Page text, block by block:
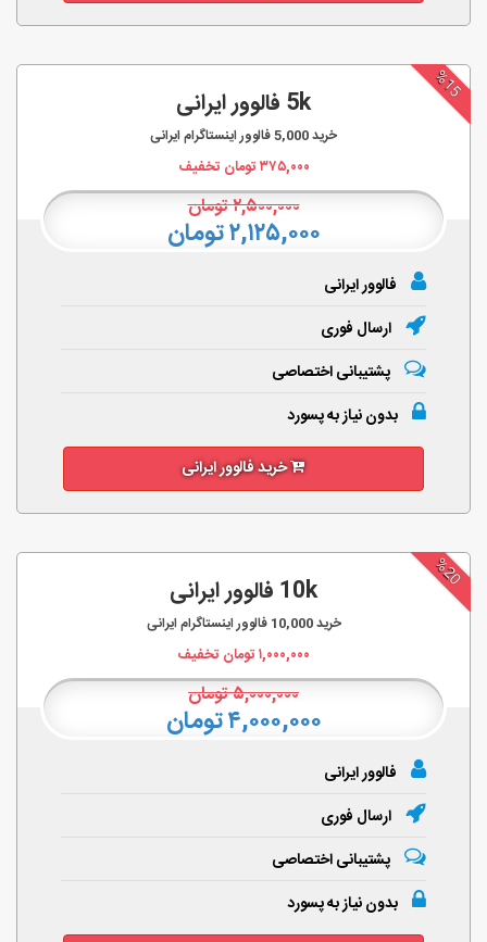
%15
5k فالوور ایرانی
خرید5,000فالوور اینستاگرام ایرانی
۳۷۵,۰۰۰تومان تخفیف
۲,۵۰۰,۰۰۰تومان
۲,۱۲۵,۰۰۰ تومان
فالوور ایرانی
ارسال فوری
پشتیبانی اختصاصی
بدون نیاز به پسورد
خرید فالوور ایرانی
%20
10k فالوور ایرانی
خرید10,000 فالوور اینستاگرام ایرانی
۱,۰۰۰,۰۰۰تومان تخفیف
۵,۰۰۰,۰۰۰تومان
۴,۰۰۰,۰۰۰ تومان
فالوور ایرانی
ارسال فوری
پشتیبانی اختصاصی
بدون نیاز به پسورد